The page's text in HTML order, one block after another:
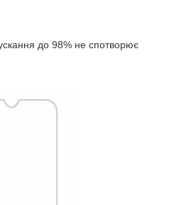
до 98% не спотворює